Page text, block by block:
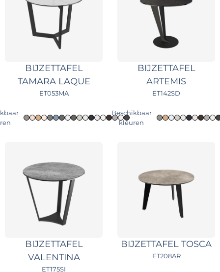
BIJZETTAFEL
TAMARA LAQUE
ET053MA
BIJZETTAFEL
ARTEMIS
ET142SD
Beschikbaar
kleuren
BIJZETTAFEL
VALENTINA
ET175SI
BIJZETTAFEL TOSCA
ET208AR